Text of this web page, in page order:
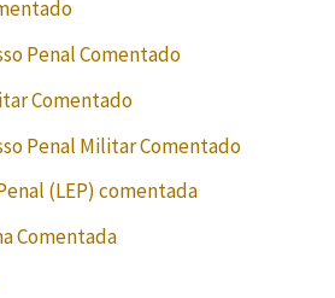
Penal Comentado
Comentado
Penal Militar Comentado
(LEP) comentada
Comentada